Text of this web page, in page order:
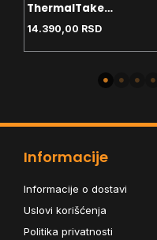
ThermalTake
Toughpower GT 80 plus
14.390,00 RSD
Informacije
Informacije o dostavi
Uslovi korišćenja
Politika privatnosti